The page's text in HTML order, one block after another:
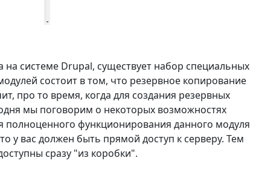
системе Drupal, существует набор специальных
состоит в том, что резервное копирование
про то время, когда для создания резервных
мы поговорим о некоторых возможностях
функционирования данного модуля
у вас должен быть прямой доступ к серверу. Тем
сразу "из коробки".